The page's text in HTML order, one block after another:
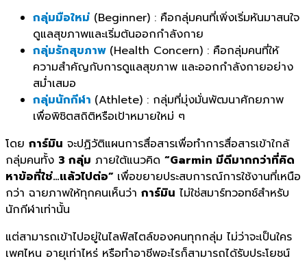
กลุ่มมือใหม่ (Beginner) : คือกลุ่มคนที่เพิ่งเริ่มหันมาสนใจ
ดูแลสุขภาพและเริ่มต้นออกกำลังกาย
กลุ่มรักสุขภาพ (Health Concern) : คือกลุ่มคนที่ให้
ความสำคัญกับการดูแลสุขภาพ และออกกำลังกายอย่าง
สม่ำเสมอ
กลุ่มนักกีฬา (Athlete) : กลุ่มที่มุ่งมั่นพัฒนาศักยภาพ
เพื่อพิชิตสถิติหรือเป้าหมายใหม่ ๆ
โดย การ์มิน จะปฏิวัติแผนการสื่อสารเพื่อทำการสื่อสารเข้าใกล้
กลุ่มคนทั้ง 3 กลุ่ม ภายใต้แนวคิด “Garmin มีดีมากกว่าที่คิด
หาข้อที่ใช่…แล้วไปต่อ” เพื่อขยายประสบการณ์การใช้งานที่เหนือ
กว่า ฉายภาพให้ทุกคนเห็นว่า การ์มิน ไม่ใช่สมาร์ทวอทช์สำหรับ
นักกีฬาเท่านั้น
แต่สามารถเข้าไปอยู่ในไลฟ์สไตล์ของคนทุกกลุ่ม ไม่ว่าจะเป็นใคร
เพศไหน อายุเท่าไหร่ หรือทำอาชีพอะไรก็สามารถได้รับประโยชน์